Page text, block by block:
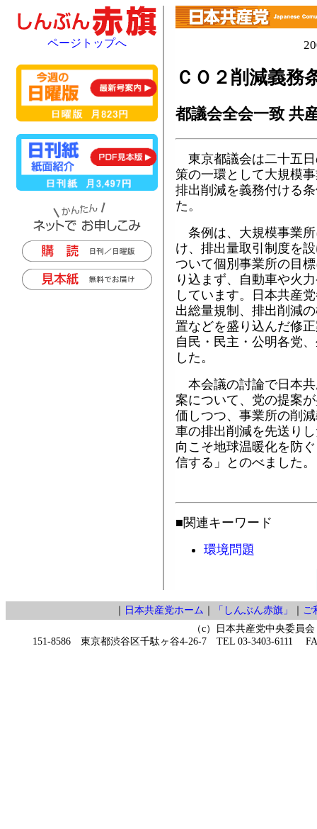
ＣＯ２削減義務
都議会全会一致 共
東京都議会は二十五
策の一環として大規模
排出削減を義務付ける
た。
条例は、大規模事業
け、排出量取引制度を
ついて個別事業所の目
り込まず、自動車や火
しています。日本共産
出総量規制、排出削減
置などを盛り込んだ修
自民・民主・公明各党
した。
本会議の討論で日本
案について、党の提案
価しつつ、事業所の削
車の排出削減を先送り
向こそ地球温暖化を防
信する」とのべました。
■関連キーワード
環境問題
ページトップへ
｜ 日本共産党ホーム ｜ 「しんぶん赤旗」 ｜ ご
（c）日本共産党中央委員会
151-8586 東京都渋谷区千駄ヶ谷4-26-7 TEL 03-3403-6111